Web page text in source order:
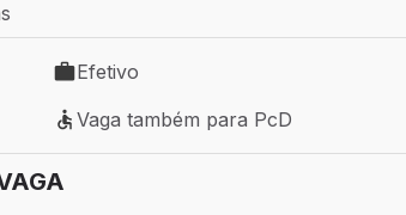
- PA
Tipo de vaga: Efetivo
Efetivo
Vaga também para PcD
Vaga também para PcD